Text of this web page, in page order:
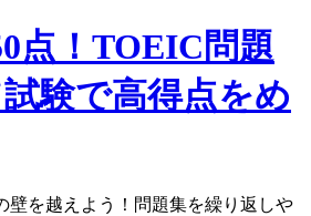
点！TOEIC問題
験で高得点をめ
壁を越えよう！問題集を繰り返しや